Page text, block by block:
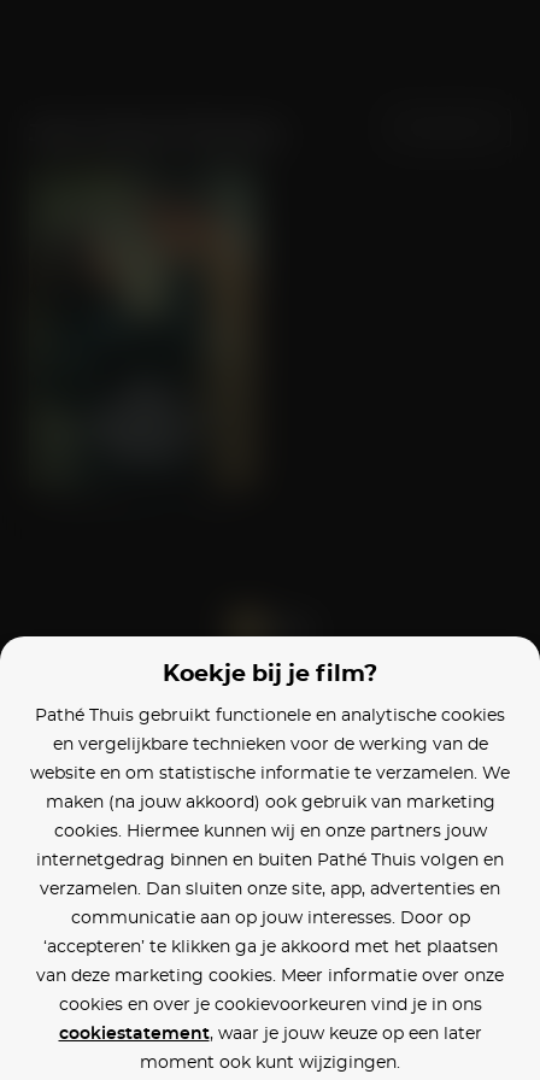
Koekje bij je film?
Pathé Thuis gebruikt functionele en analytische cookies
en vergelijkbare technieken voor de werking van de
website en om statistische informatie te verzamelen. We
maken (na jouw akkoord) ook gebruik van marketing
cookies. Hiermee kunnen wij en onze partners jouw
internetgedrag binnen en buiten Pathé Thuis volgen en
verzamelen. Dan sluiten onze site, app, advertenties en
communicatie aan op jouw interesses. Door op
‘accepteren’ te klikken ga je akkoord met het plaatsen
van deze marketing cookies. Meer informatie over onze
cookies en over je cookievoorkeuren vind je in ons
cookiestatement, waar je jouw keuze op een later
moment ook kunt wijzigingen.
Klantenservice
Betaalinstellingen
Cookie voorkeuren
Over Pathé Thuis
Bioscopen
CVD